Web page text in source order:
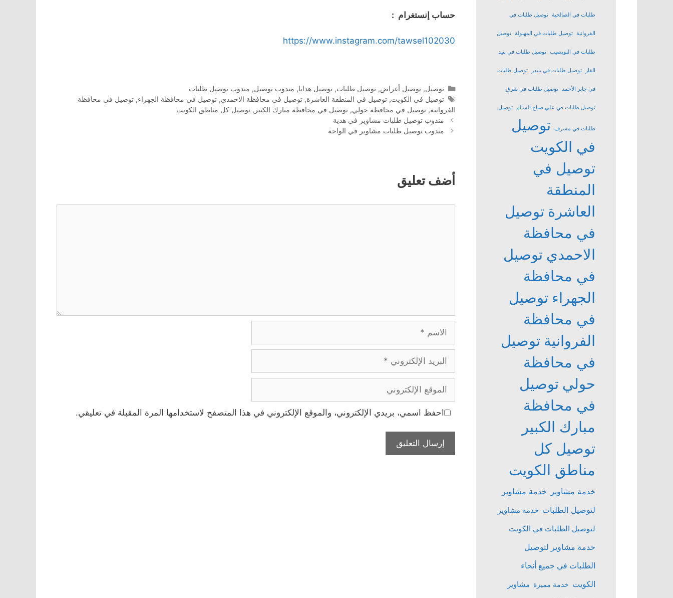
حساب إنستغرام :
https://www.instagram.com/tawsel102030
التصنيفات
توصيل, توصيل أغراض, توصيل طلبات, توصيل هدايا, مندوب توصيل, مندوب توصيل طلبات
الوسوم
توصيل في الكويت, توصيل في المنطقة العاشرة, توصيل في محافظة الاحمدي, توصيل في محافظة الجهراء, توصيل في محافظة
الفروانية,توصيل في محافظة حولي,توصيل في محافظة مبارك الكبير ,توصيل كل مناطق الكويت
مندوب توصيل طلبات مشاوير في هدية
مندوب توصيل طلبات مشاوير في الواحة
أضف تعليق
الإلكتروني
الإلكتروني
احفظ اسمي، بريدي الإلكتروني، والموقع الإلكتروني في هذا المتصفح لاستخدامها المرة المقبلة في تعليقي.
طلبات في الصالحية توصيل طلبات في
الفروانية توصيل طلبات في المهبولة توصيل
طلبات في النويصيب توصيل طلبات في بنيد
القار توصيل طلبات في بنيدر توصيل طلبات
في جابر الأحمد توصيل طلبات في شرق
توصيل طلبات في علي صباح السالم توصيل
طلبات في مشرف
توصيل
في الكويت
توصيل في
المنطقة
العاشرة توصيل
في محافظة
الاحمدي توصيل
في محافظة
الجهراء توصيل
في محافظة
الفروانية توصيل
في محافظة
حولي توصيل
في محافظة
مبارك الكبير
توصيل كل
مناطق الكويت
خدمة مشاوير
خدمة مشاوير
لتوصيل الطلبات خدمة مشاوير
لتوصيل الطلبات في الكويت
خدمة مشاوير لتوصيل
الطلبات في جميع أنحاء
الكويت خدمة مميزة مشاوير